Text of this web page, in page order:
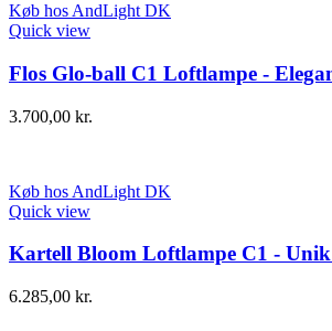
Køb hos AndLight DK
Quick view
Flos Glo-ball C1 Loftlampe -
3.700,00 kr.
Køb hos AndLight DK
Quick view
Kartell Bloom Loftlampe C1 -
6.285,00 kr.